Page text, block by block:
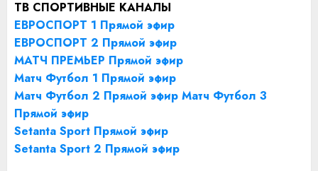
ТВ СПОРТИВНЫЕ КАНАЛЫ
ЕВРОСПОРТ 1 Прямой эфир
ЕВРОСПОРТ 2 Прямой эфир
МАТЧ ПРЕМЬЕР Прямой эфир
Матч Футбол 1 Прямой эфир
Матч Футбол 2 Прямой эфир Матч Футбол 3
Прямой эфир
Setanta Sport Прямой эфир
Setanta Sport 2 Прямой эфир